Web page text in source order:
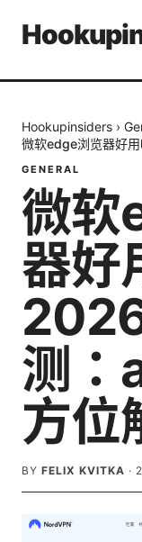
Hookupinsiders ›
微软edge浏览器好
GENERAL
微软
器好
测：
方位
BY FELIX KVITKA ·